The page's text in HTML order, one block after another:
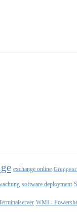
exchange online
software deployment
WMI -